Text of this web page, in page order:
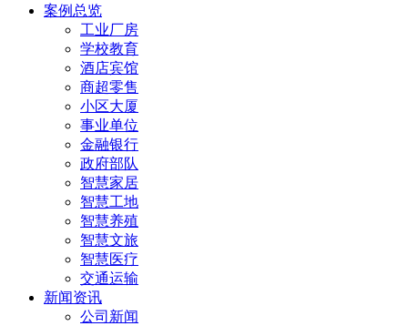
案例总览
工业厂房
学校教育
酒店宾馆
商超零售
小区大厦
事业单位
金融银行
政府部队
智慧家居
智慧工地
智慧养殖
智慧文旅
智慧医疗
交通运输
新闻资讯
公司新闻